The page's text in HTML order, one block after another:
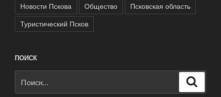
Новости Пскова
Общество
Псковская область
Туристический Псков
ПОИСК